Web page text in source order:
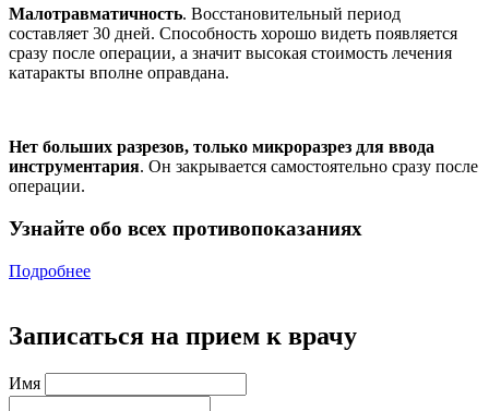
Малотравматичность. Восстановительный период
составляет 30 дней. Способность хорошо видеть появляется
сразу после операции, а значит высокая стоимость лечения
катаракты вполне оправдана.
Нет больших разрезов, только микроразрез для ввода
инструментария. Он закрывается самостоятельно сразу после
операции.
Узнайте обо всех противопоказаниях
Подробнее
Записаться на прием к врачу
Имя